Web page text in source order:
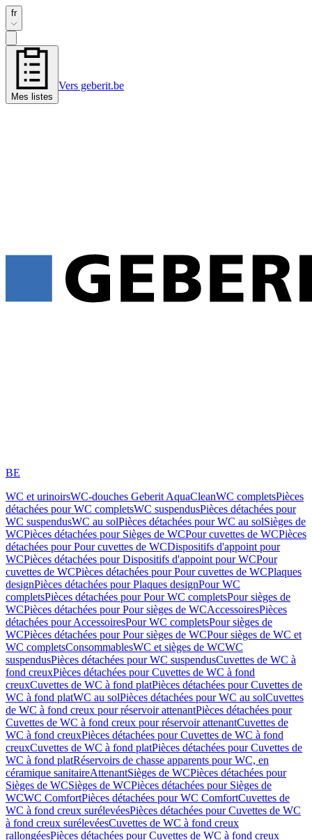
fr
Mes listes
Vers geberit.be
BE
WC et urinoirsWC-douches Geberit AquaCleanWC completsPièces
détachées pour WC completsWC suspendusPièces détachées pour
WC suspendusWC au solPièces détachées pour WC au solSièges de
WCPièces détachées pour Sièges de WCPour cuvettes de WCPièces
détachées pour Pour cuvettes de WCDispositifs d'appoint pour
WCPièces détachées pour Dispositifs d'appoint pour WCPour
cuvettes de WCPièces détachées pour Pour cuvettes de WCPlaques
designPièces détachées pour Plaques designPour WC
completsPièces détachées pour Pour WC completsPour sièges de
WCPièces détachées pour Pour sièges de WCAccessoiresPièces
détachées pour AccessoiresPour WC completsPour sièges de
WCPièces détachées pour Pour sièges de WCPour sièges de WC et
WC completsConsommablesWC et sièges de WCWC
suspendusPièces détachées pour WC suspendusCuvettes de WC à
fond creuxPièces détachées pour Cuvettes de WC à fond
creuxCuvettes de WC à fond platPièces détachées pour Cuvettes de
WC à fond platWC au solPièces détachées pour WC au solCuvettes
de WC à fond creux pour réservoir attenantPièces détachées pour
Cuvettes de WC à fond creux pour réservoir attenantCuvettes de
WC à fond creuxPièces détachées pour Cuvettes de WC à fond
creuxCuvettes de WC à fond platPièces détachées pour Cuvettes de
WC à fond platRéservoirs de chasse apparents pour WC, en
céramique sanitaireAttenantSièges de WCPièces détachées pour
Sièges de WCSièges de WCPièces détachées pour Sièges de
WCWC ComfortPièces détachées pour WC ComfortCuvettes de
WC à fond creux surélevéesPièces détachées pour Cuvettes de WC
à fond creux surélevéesCuvettes de WC à fond creux
rallongéesPièces détachées pour Cuvettes de WC à fond creux